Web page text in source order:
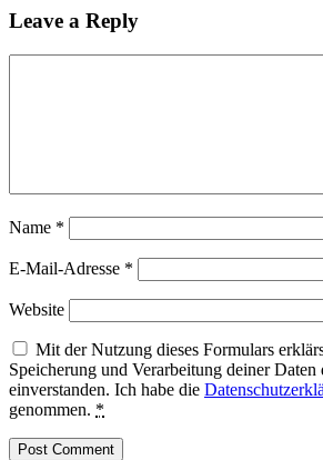
Leave a Reply
Name *
E-Mail-Adresse *
Website
Mit der Nutzung dieses Formulars
Speicherung und Verarbeitung deiner Daten
einverstanden. Ich habe die
genommen. *